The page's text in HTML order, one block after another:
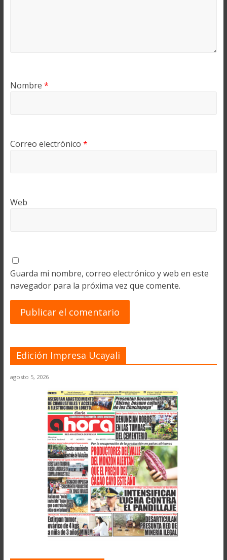
Nombre *
Correo electrónico *
Web
Guarda mi nombre, correo electrónico y web en este
navegador para la próxima vez que comente.
Edición Impresa Ucayali
agosto 5, 2026